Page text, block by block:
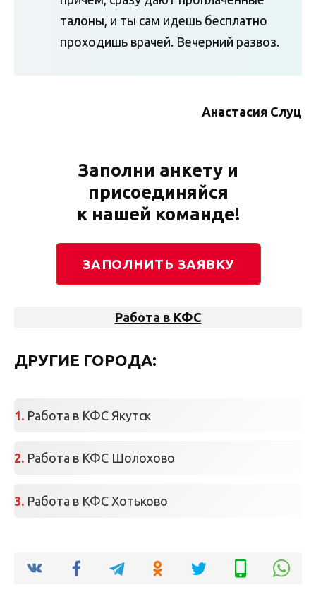
талоны, и ты сам идешь бесплатно
проходишь врачей. Вечерний развоз.
Анастасия Слуц
Заполни анкету и
присоединяйся
к нашей команде!
ЗАПОЛНИТЬ ЗАЯВКУ
Работа в КФС
ДРУГИЕ ГОРОДА:
Работа в КФС Якутск
Работа в КФС Шолохово
Работа в КФС Хотьково